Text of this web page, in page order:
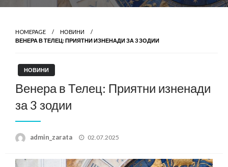
HOMEPAGE
НОВИНИ
ВЕНЕРА В ТЕЛЕЦ: ПРИЯТНИ ИЗНЕНАДИ ЗА 3 ЗОДИИ
НОВИНИ
Венера в Телец: Приятни изненади
за 3 зодии
admin_zarata
Posted
02.07.2025